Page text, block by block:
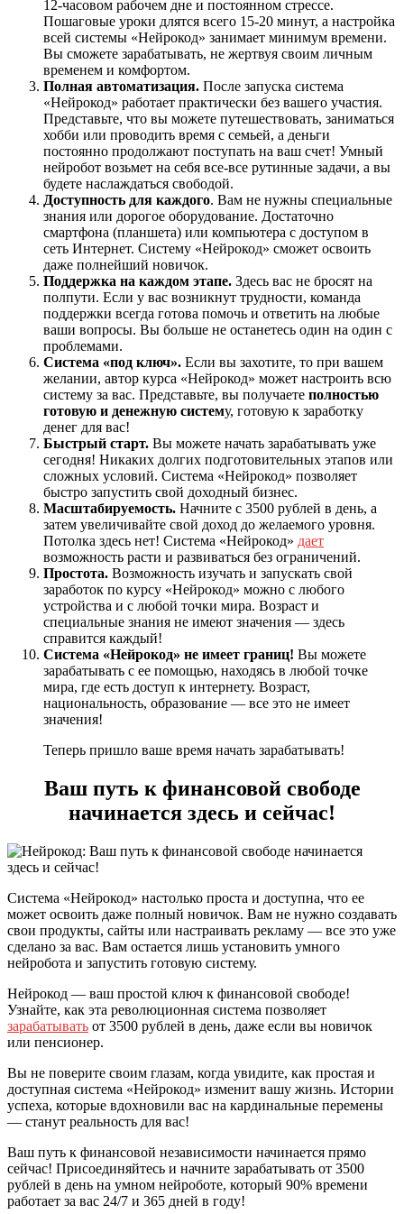
12-часовом рабочем дне и постоянном стрессе.
Пошаговые уроки длятся всего 15-20 минут, а настройка
всей системы «Нейрокод» занимает минимум времени.
Вы сможете зарабатывать, не жертвуя своим личным
временем и комфортом.
Полная автоматизация. После запуска система
«Нейрокод» работает практически без вашего участия.
Представьте, что вы можете путешествовать, заниматься
хобби или проводить время с семьей, а деньги
постоянно продолжают поступать на ваш счет! Умный
нейробот возьмет на себя все-все рутинные задачи, а вы
будете наслаждаться свободой.
Доступность для каждого. Вам не нужны специальные
знания или дорогое оборудование. Достаточно
смартфона (планшета) или компьютера с доступом в
сеть Интернет. Систему «Нейрокод» сможет освоить
даже полнейший новичок.
Поддержка на каждом этапе. Здесь вас не бросят на
полпути. Если у вас возникнут трудности, команда
поддержки всегда готова помочь и ответить на любые
ваши вопросы. Вы больше не останетесь один на один с
проблемами.
Система «под ключ». Если вы захотите, то при вашем
желании, автор курса «Нейрокод» может настроить всю
систему за вас. Представьте, вы получаете полностью
готовую и денежную систему, готовую к заработку
денег для вас!
Быстрый старт. Вы можете начать зарабатывать уже
сегодня! Никаких долгих подготовительных этапов или
сложных условий. Система «Нейрокод» позволяет
быстро запустить свой доходный бизнес.
Масштабируемость. Начните с 3500 рублей в день, а
затем увеличивайте свой доход до желаемого уровня.
Потолка здесь нет! Система «Нейрокод» дает
возможность расти и развиваться без ограничений.
Простота. Возможность изучать и запускать свой
заработок по курсу «Нейрокод» можно с любого
устройства и с любой точки мира. Возраст и
специальные знания не имеют значения — здесь
справится каждый!
Система «Нейрокод» не имеет границ! Вы можете
зарабатывать с ее помощью, находясь в любой точке
мира, где есть доступ к интернету. Возраст,
национальность, образование — все это не имеет
значения!
Теперь пришло ваше время начать зарабатывать!
Ваш путь к финансовой свободе
начинается здесь и сейчас!
Система «Нейрокод» настолько проста и доступна, что ее
может освоить даже полный новичок. Вам не нужно создавать
свои продукты, сайты или настраивать рекламу — все это уже
сделано за вас. Вам остается лишь установить умного
нейробота и запустить готовую систему.
Нейрокод — ваш простой ключ к финансовой свободе!
Узнайте, как эта революционная система позволяет
зарабатывать от 3500 рублей в день, даже если вы новичок
или пенсионер.
Вы не поверите своим глазам, когда увидите, как простая и
доступная система «Нейрокод» изменит вашу жизнь. Истории
успеха, которые вдохновили вас на кардинальные перемены
— станут реальность для вас!
Ваш путь к финансовой независимости начинается прямо
сейчас! Присоединяйтесь и начните зарабатывать от 3500
рублей в день на умном нейроботе, который 90% времени
работает за вас 24/7 и 365 дней в году!